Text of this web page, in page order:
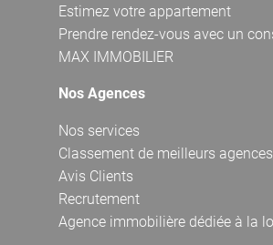
Estimez votre appartement
Prendre rendez-vous avec un
MAX IMMOBILIER
Nos Agences
Nos services
Classement de meilleurs
Avis Clients
Recrutement
Agence immobilière dédiée à la